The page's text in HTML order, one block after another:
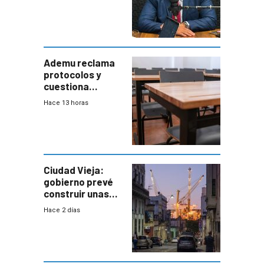
Ademu reclama
protocolos y
cuestiona
demora de
Hace 13 horas
Ciudad Vieja:
gobierno prevé
construir unas
mil viviendas en
Hace 2 días